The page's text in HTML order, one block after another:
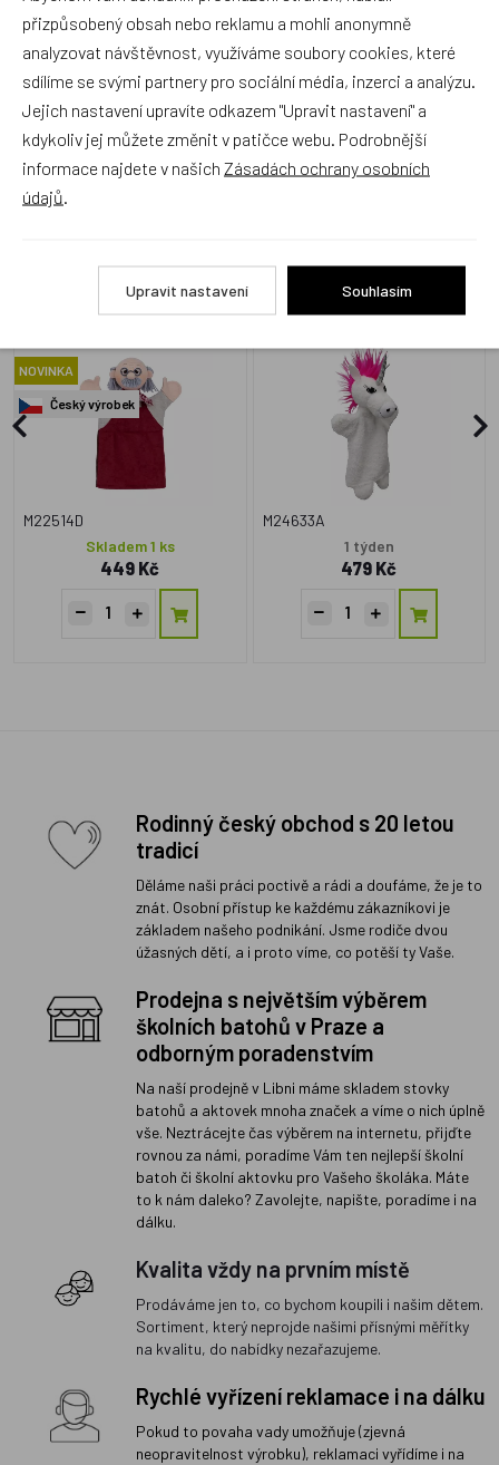
Přidat hodnocení
Alternativní zboží
Maňásek bez nohou
Djepeto 27 cm, maňásek
NOVINKA
Český výrobek
M22514D
Skladem 1 ks
449 Kč
Jednorožec 30 cm bílý,
maňásek
M24633A
1 týden
479 Kč
Rodinný český obchod s 20 letou
tradicí
Děláme naši práci poctivě a rádi a doufáme, že je to
znát. Osobní přístup ke každému zákazníkovi je
základem našeho podnikání. Jsme rodiče dvou
úžasných dětí, a i proto víme, co potěší ty Vaše.
Prodejna s největším výběrem
školních batohů v Praze a
odborným poradenstvím
Na naší prodejně v Libni máme skladem stovky
batohů a aktovek mnoha značek a víme o nich úplně
vše. Neztrácejte čas výběrem na internetu, přijďte
rovnou za námi, poradíme Vám ten nejlepší školní
batoh či školní aktovku pro Vašeho školáka. Máte
to k nám daleko? Zavolejte, napište, poradíme i na
dálku.
Kvalita vždy na prvním místě
Prodáváme jen to, co bychom koupili i našim dětem.
Sortiment, který neprojde našimi přísnými měřítky
na kvalitu, do nabídky nezařazujeme.
Rychlé vyřízení reklamace i na dálku
Pokud to povaha vady umožňuje (zjevná
neopravitelnost výrobku), reklamaci vyřídíme i na
přizpůsobený obsah nebo reklamu a mohli anonymně
analyzovat návštěvnost, využíváme soubory cookies, které
sdílíme se svými partnery pro sociální média, inzerci a analýzu.
Jejich nastavení upravíte odkazem "Upravit nastavení" a
kdykoliv jej můžete změnit v patičce webu. Podrobnější
informace najdete v našich Zásadách ochrany osobních
údajů
Upravit nastavení Souhlasím